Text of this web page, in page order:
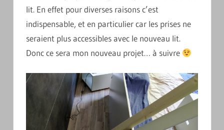
lit. En effet pour diverses raisons c’est
indispensable, et en particulier car les prises ne
seraient plus accessibles avec le nouveau lit.
Donc ce sera mon nouveau projet… à suivre